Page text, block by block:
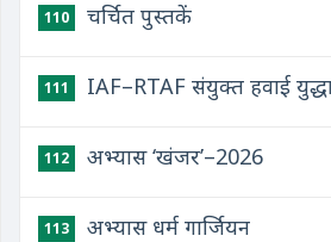
110 चर्चित पुस्तकें
111 IAF–RTAF संयुक्त हवाई
112 अभ्यास ‘खंजर’–2026
113 अभ्यास धर्म गार्जियन